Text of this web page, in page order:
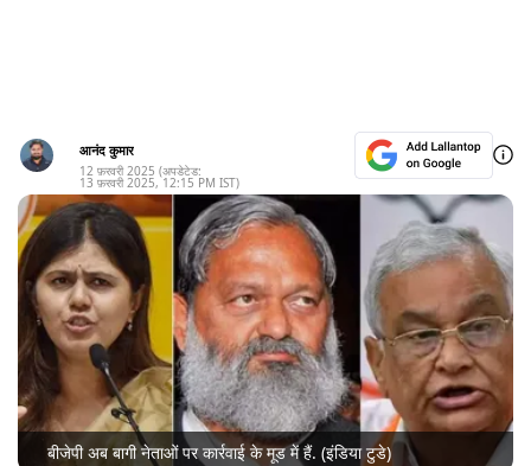
आनंद कुमार
12 फ़रवरी 2025 (अपडेटेड:
13 फ़रवरी 2025, 12:15 PM IST)
बीजेपी अब बागी नेताओं पर कार्रवाई के मूड में हैं. (इंडिया टुडे)